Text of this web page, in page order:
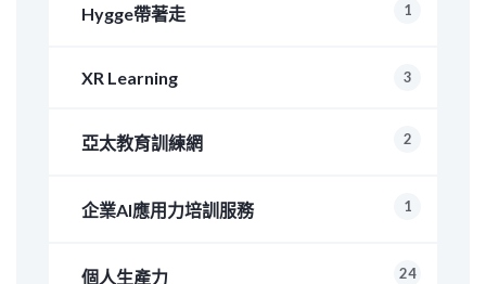
Hygge帶著走 1
XR Learning 3
亞太教育訓練網 2
企業AI應用力培訓服務 1
個人生產力 24